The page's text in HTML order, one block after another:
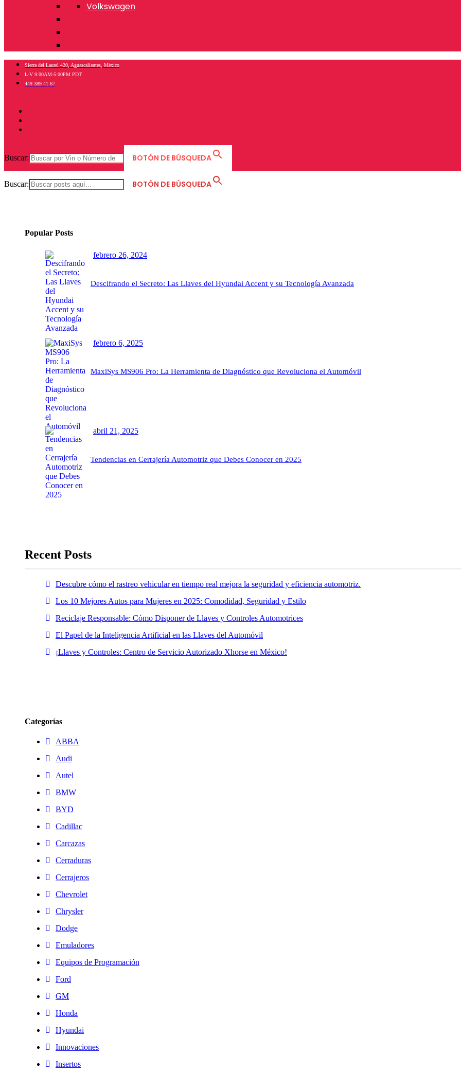
Volkswagen
Sierra del Laurel 420, Aguascalientes, México
L-V 9:00AM-5:00PM PDT
449 389 41 67
Buscar: BOTÓN DE BÚSQUEDA
Buscar: BOTÓN DE BÚSQUEDA
Popular Posts
febrero 26, 2024
Descifrando el Secreto: Las Llaves del Hyundai Accent y su Tecnología Avanzada
febrero 6, 2025
MaxiSys MS906 Pro: La Herramienta de Diagnóstico que Revoluciona el Automóvil
abril 21, 2025
Tendencias en Cerrajería Automotriz que Debes Conocer en 2025
Recent Posts
Descubre cómo el rastreo vehicular en tiempo real mejora la seguridad y eficiencia automotriz.
Los 10 Mejores Autos para Mujeres en 2025: Comodidad, Seguridad y Estilo
Reciclaje Responsable: Cómo Disponer de Llaves y Controles Automotrices
El Papel de la Inteligencia Artificial en las Llaves del Automóvil
¡Llaves y Controles: Centro de Servicio Autorizado Xhorse en México!
Categorías
ABBA
Audi
Autel
BMW
BYD
Cadillac
Carcazas
Cerraduras
Cerrajeros
Chevrolet
Chrysler
Dodge
Emuladores
Equipos de Programación
Ford
GM
Honda
Hyundai
Innovaciones
Insertos